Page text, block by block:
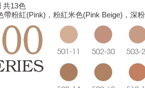
共13色
帶粉紅(Pink)，粉紅米色(Pink Beige)，深